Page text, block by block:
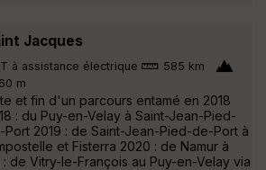
Jacques
à assistance électrique
585 km
m
et fin d'un parcours entamé en 2018
: du Puy-en-Velay à Saint-Jean-Pied-
Port 2019 : de Saint-Jean-Pied-de-Port à
et Fisterra 2020 : de Namur à
de Vitry-le-François au Puy-en-Velay via